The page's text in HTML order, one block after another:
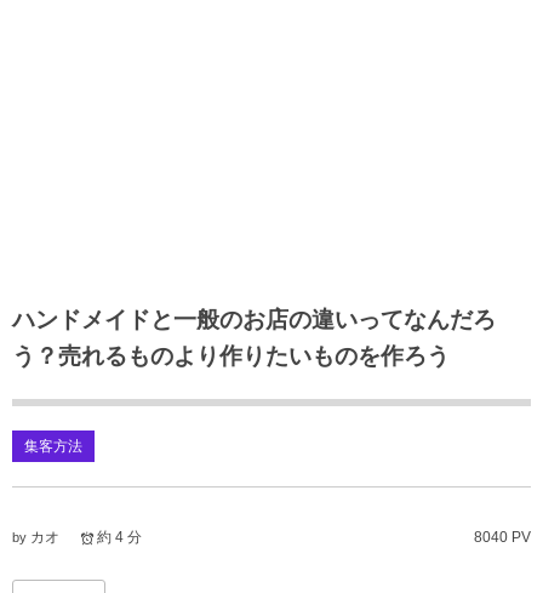
ハンドメイドと一般のお店の違いってなんだろ
う？売れるものより作りたいものを作ろう
集客方法
by カオ 8040 PV
約 4 分